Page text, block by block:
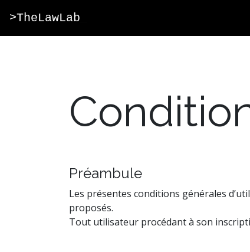
>TheLawLab
Préambule
Les présentes conditions générales
proposés.
Tout utilisateur procédant à son